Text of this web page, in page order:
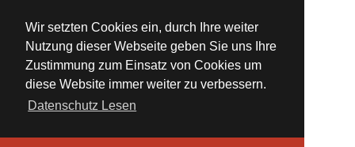
Wir setzten Cookies ein, durch Ihre weiter
Nutzung dieser Webseite geben Sie uns Ihre
Zustimmung zum Einsatz von Cookies um
diese Website immer weiter zu verbessern.
Datenschutz Lesen